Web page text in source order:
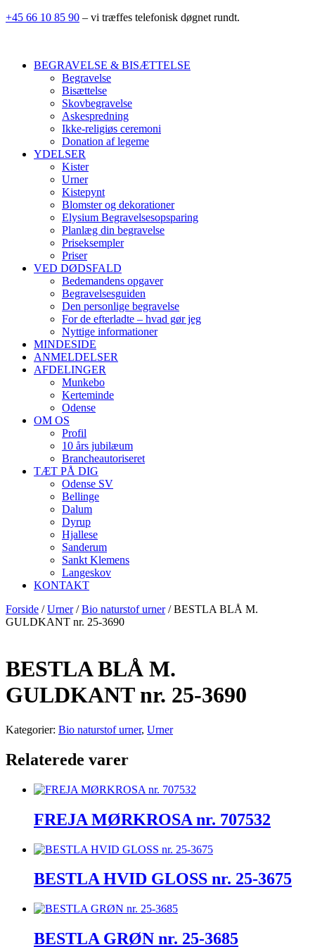
+45 66 10 85 90 – vi træffes telefonisk døgnet rundt.
BEGRAVELSE & BISÆTTELSE
Begravelse
Bisættelse
Skovbegravelse
Askespredning
Ikke-religiøs ceremoni
Donation af legeme
YDELSER
Kister
Urner
Kistepynt
Blomster og dekorationer
Elysium Begravelsesopsparing
Planlæg din begravelse
Priseksempler
Priser
VED DØDSFALD
Bedemandens opgaver
Begravelsesguiden
Den personlige begravelse
For de efterladte – hvad gør jeg
Nyttige informationer
MINDESIDE
ANMELDELSER
AFDELINGER
Munkebo
Kerteminde
Odense
OM OS
Profil
10 års jubilæum
Brancheautoriseret
TÆT PÅ DIG
Odense SV
Bellinge
Dalum
Dyrup
Hjallese
Sanderum
Sankt Klemens
Langeskov
KONTAKT
Forside /Urner/Bio naturstof urner/ BESTLA BLÅ M.
GULDKANT nr. 25-3690
BESTLA BLÅ M.
GULDKANT nr. 25-3690
Kategorier: Bio naturstof urner, Urner
Relaterede varer
FREJA MØRKROSA nr. 707532
BESTLA HVID GLOSS nr. 25-3675
BESTLA GRØN nr. 25-3685